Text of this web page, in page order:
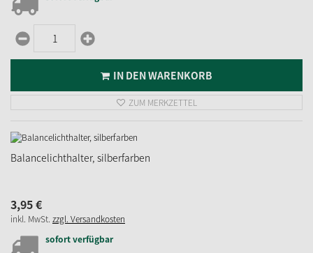
IN DEN WARENKORB
ZUM MERKZETTEL
Balancelichthalter, silberfarben
3,95€
inkl. MwSt. zzgl. Versandkosten
sofort verfügbar